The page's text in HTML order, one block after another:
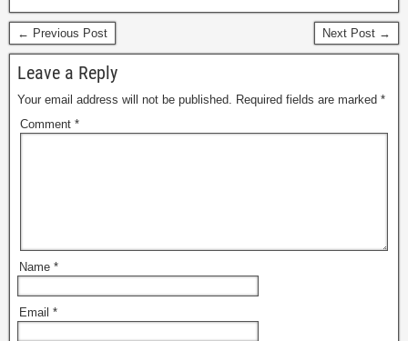
← Previous Post Next Post →
Leave a Reply
Your email address will not be published. Required fields are marked *
Comment *
Name *
Email *